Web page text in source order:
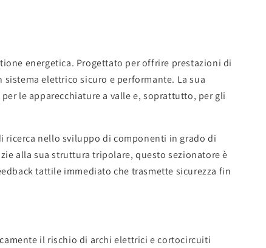
energetica. Progettato per offrire prestazioni di
elettrico sicuro e performante. La sua
le apparecchiature a valle e, soprattutto, per gli
ricerca nello sviluppo di componenti in grado di
alla sua struttura tripolare, questo sezionatore è
tattile immediato che trasmette sicurezza fin
il rischio di archi elettrici e cortocircuiti